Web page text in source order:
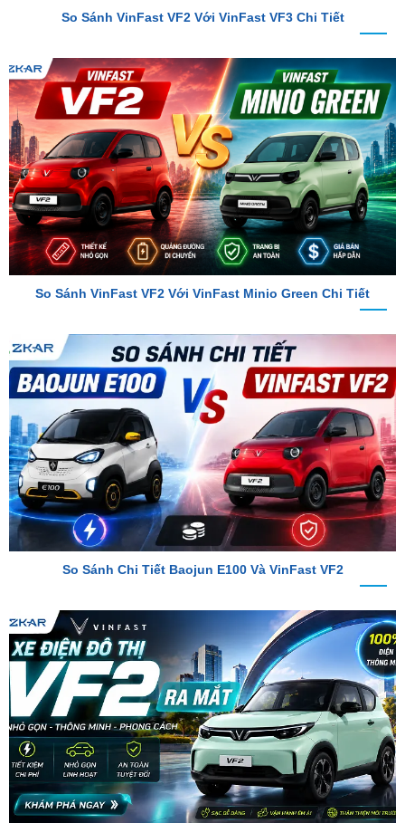
So Sánh VinFast VF2 Với VinFast Minio Green Chi Tiết
So Sánh Chi Tiết Baojun E100 Và VinFast VF2
VinFast VF2 Ra Mắt: Xe Điện Đô Thị Giá Chỉ 188 Triệu Đồng